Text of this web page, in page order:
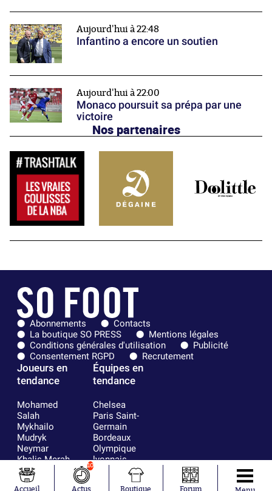
Aujourd'hui à 22:48
Infantino a encore un soutien
Aujourd'hui à 22:00
Monaco poursuit sa prépa par une
victoire
Nos partenaires
Abonnements
Contacts
La boutique SO PRESS
Mentions légales
Conditions générales d'utilisation
Publicité
Consentement RGPD
Recrutement
Joueurs en
tendance
Mohamed
Salah
Mykhailo
Mudryk
Neymar
Khalis Merah
Loïs Openda
Moussa
Équipes en
tendance
Chelsea
Paris Saint-
Germain
Bordeaux
Olympique
lyonnais
FIFA
Real Madrid
Accueil
10
Actus Boutique Forum